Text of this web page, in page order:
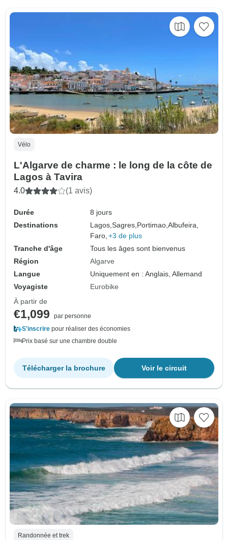
Vélo
L'Algarve de charme : le long de la côte de
Lagos à Tavira
4.0 (1 avis)
Durée
8 jours
Destinations
Lagos,Sagres, Portimao,Albufeira,
Faro, +3 de plus
Tranche d'âge
Tous les âges sont bienvenus
Région
Algarve
Langue
Uniquement en : Anglais, Allemand
Voyagiste
Eurobike
À partir de
€1,099
par personne
S'inscrire pour réaliser des économies
Prix basé sur une chambre double
Voir le circuit
Télécharger la brochure
Randonnée et trek